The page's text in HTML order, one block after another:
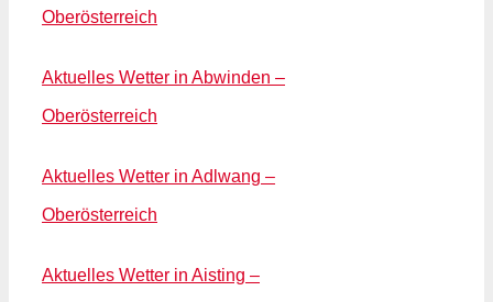
Oberösterreich
Aktuelles Wetter in Abwinden –
Oberösterreich
Aktuelles Wetter in Adlwang –
Oberösterreich
Aktuelles Wetter in Aisting –